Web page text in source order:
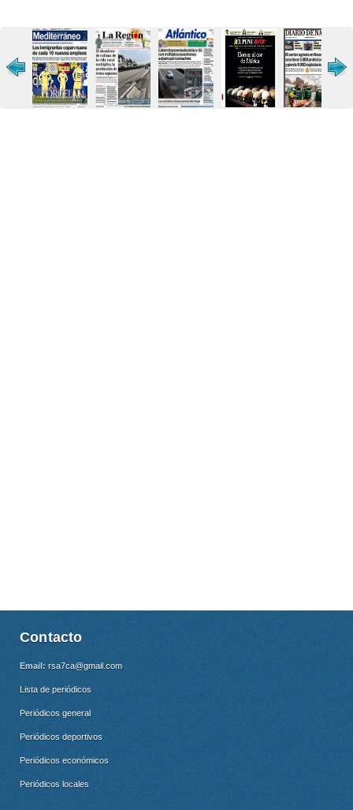
Contacto
Email: rsa7ca@gmail.com
Lista de periódicos
Periódicos general
Periódicos deportivos
Periódicos económicos
Periódicos locales